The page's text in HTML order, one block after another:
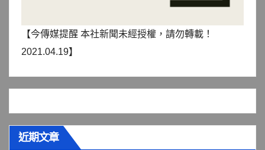
【今傳媒提醒 本社新聞未經授權，請勿轉載！
2021.04.19】
近期文章